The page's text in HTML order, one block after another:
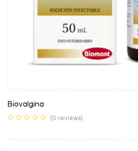
Biovalgina
(0 reviews)